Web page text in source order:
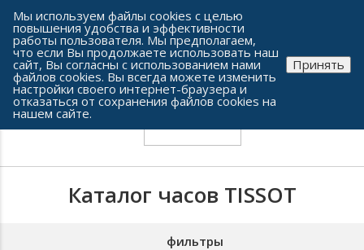
Сеть часовых салонов г. Челябинска
Каталог часов TISSOT
фильтры
Мы используем файлы cookies с целью
повышения удобства и эффективности
работы пользователя. Мы предполагаем,
что если Вы продолжаете использовать наш
сайт, Вы согласны с использованием нами
файлов cookies. Вы всегда можете изменить
настройки своего интернет-браузера и
отказаться от сохранения файлов cookies на
нашем сайте.
Принять